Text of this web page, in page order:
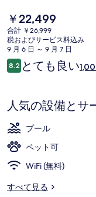
ギ
ャ
ラ
リ
ットネスクラブ (スタ
切なスタッフや朝食を
現
在
の
料
金
は
す
￥22,499
合計 ￥26,999
税およびサービス料込み
9 月 6 日 ～ 9 月 7 日
口
コ
8.210段階中8.2
とても良い
人気の設備とサ
プール
ペット可
WiFi (無料)
すべて見る